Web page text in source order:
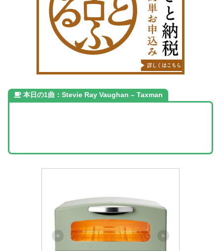
本日の1曲：Stevie Ray Vaughan – Taxman